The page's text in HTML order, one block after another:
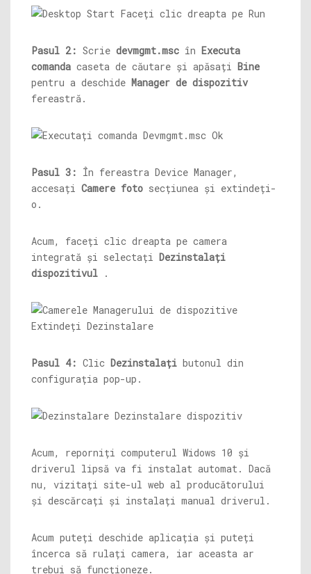
Pasul 2: Scrie devmgmt.msc în Executa
comanda caseta de căutare și apăsați Bine
pentru a deschide Manager de dispozitiv
fereastră.
Pasul 3: În fereastra Device Manager,
accesați Camere foto secțiunea și extindeți-
o.
Acum, faceți clic dreapta pe camera
integrată și selectați Dezinstalați
dispozitivul .
Pasul 4: Clic Dezinstalați butonul din
configurația pop-up.
Acum, reporniți computerul Widows 10 și
driverul lipsă va fi instalat automat. Dacă
nu, vizitați site-ul web al producătorului
și descărcați și instalați manual driverul.
Acum puteți deschide aplicația și puteți
încerca să rulați camera, iar aceasta ar
trebui să funcționeze.